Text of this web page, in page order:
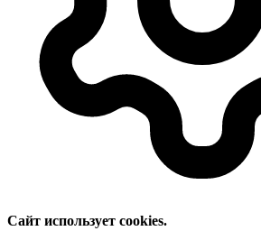
Сайт использует cookies.